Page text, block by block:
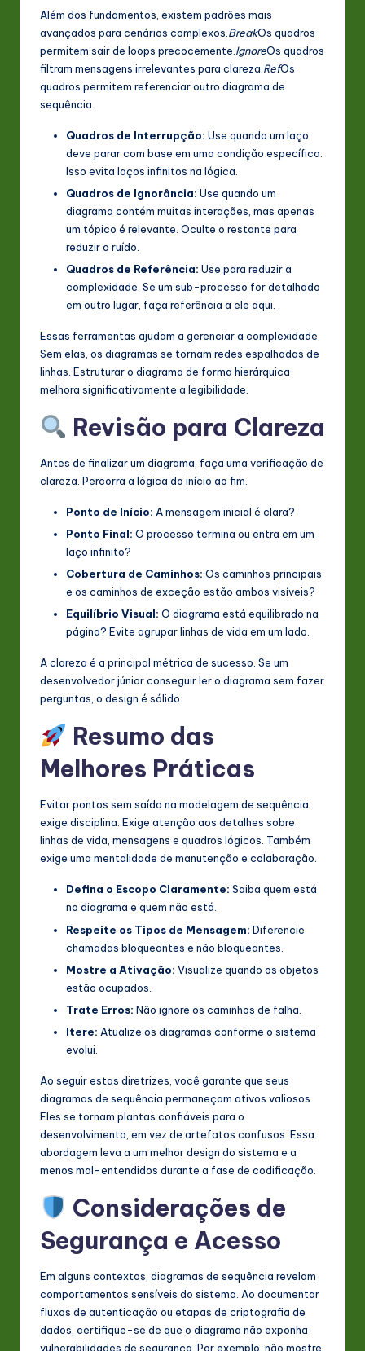
Além dos fundamentos, existem padrões mais
avançados para cenários complexos. BreakOs quadros
permitem sair de loops precocemente. IgnoreOs quadros
filtram mensagens irrelevantes para clareza. RefOs
quadros permitem referenciar outro diagrama de
sequência.
Quadros de Interrupção: Use quando um laço
deve parar com base em uma condição específica.
Isso evita laços infinitos na lógica.
Quadros de Ignorância: Use quando um
diagrama contém muitas interações, mas apenas
um tópico é relevante. Oculte o restante para
reduzir o ruído.
Quadros de Referência: Use para reduzir a
complexidade. Se um sub-processo for detalhado
em outro lugar, faça referência a ele aqui.
Essas ferramentas ajudam a gerenciar a complexidade.
Sem elas, os diagramas se tornam redes espalhadas de
linhas. Estruturar o diagrama de forma hierárquica
melhora significativamente a legibilidade.
Revisão para Clareza
Antes de finalizar um diagrama, faça uma verificação de
clareza. Percorra a lógica do início ao fim.
Ponto de Início: A mensagem inicial é clara?
Ponto Final: O processo termina ou entra em um
laço infinito?
Cobertura de Caminhos: Os caminhos principais
e os caminhos de exceção estão ambos visíveis?
Equilíbrio Visual: O diagrama está equilibrado na
página? Evite agrupar linhas de vida em um lado.
A clareza é a principal métrica de sucesso. Se um
desenvolvedor júnior conseguir ler o diagrama sem fazer
perguntas, o design é sólido.
Resumo das
Melhores Práticas
Evitar pontos sem saída na modelagem de sequência
exige disciplina. Exige atenção aos detalhes sobre
linhas de vida, mensagens e quadros lógicos. Também
exige uma mentalidade de manutenção e colaboração.
Defina o Escopo Claramente: Saiba quem está
no diagrama e quem não está.
Respeite os Tipos de Mensagem: Diferencie
chamadas bloqueantes e não bloqueantes.
Mostre a Ativação: Visualize quando os objetos
estão ocupados.
Trate Erros: Não ignore os caminhos de falha.
Itere: Atualize os diagramas conforme o sistema
evolui.
Ao seguir estas diretrizes, você garante que seus
diagramas de sequência permaneçam ativos valiosos.
Eles se tornam plantas confiáveis para o
desenvolvimento, em vez de artefatos confusos. Essa
abordagem leva a um melhor design do sistema e a
menos mal-entendidos durante a fase de codificação.
Considerações de
Segurança e Acesso
Em alguns contextos, diagramas de sequência revelam
comportamentos sensíveis do sistema. Ao documentar
fluxos de autenticação ou etapas de criptografia de
dados, certifique-se de que o diagrama não exponha
vulnerabilidades de segurança. Por exemplo, não mostre